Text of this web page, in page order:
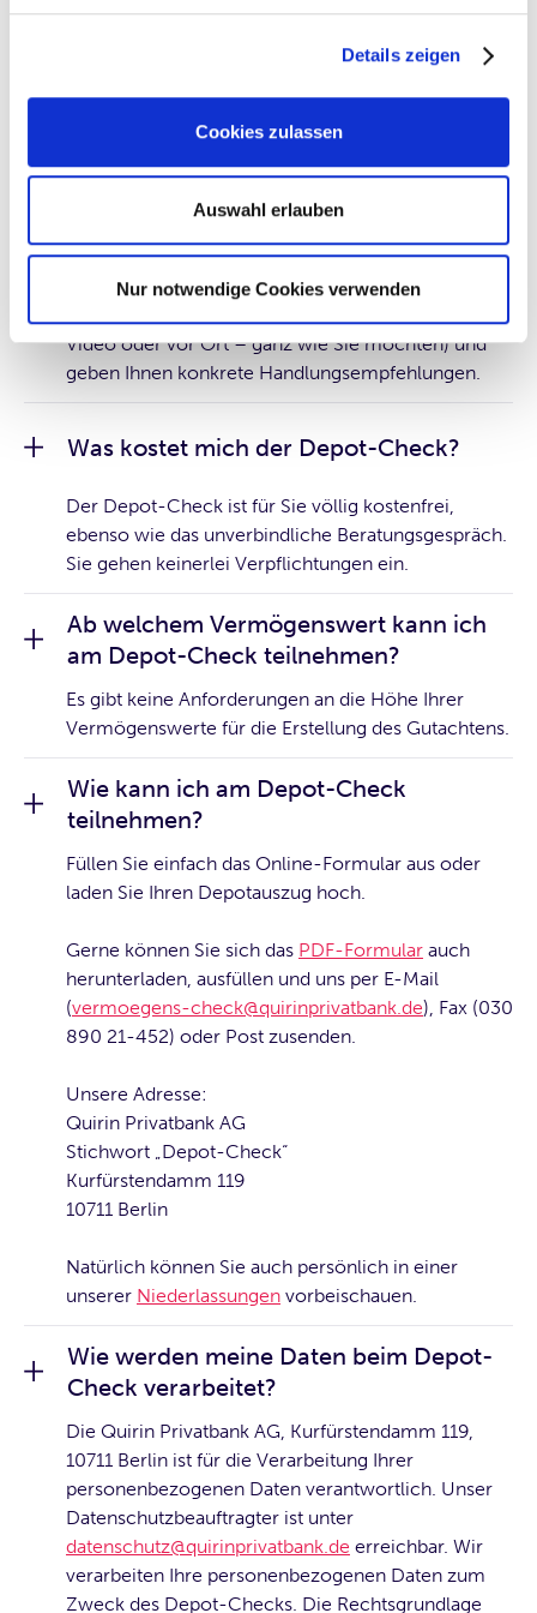
Details zeigen
Cookies zulassen
Auswahl erlauben
Nur notwendige Cookies verwenden
Lupe und bewerten dieses in Form eines
professionellen Gutachtens. Dafür prüfen wir Ihr
Depot – egal ob Aktien, Fonds, Anleihen oder ETFs
wissenschaftlichen Effizienztest. Anschließend
erläutern wir Ihnen die Ergebnisse in einem
Video oder vor Ort – ganz wie Sie möchten) und
geben Ihnen konkrete Handlungsempfehlungen.
Was kostet mich der Depot-Check?
Der Depot-Check ist für Sie völlig kostenfrei,
ebenso wie das unverbindliche Beratungsgespräch.
Sie gehen keinerlei Verpflichtungen ein.
Ab welchem Vermögenswert kann ich
am Depot-Check teilnehmen?
Es gibt keine Anforderungen an die Höhe Ihrer
Vermögenswerte für die Erstellung des Gutachtens.
Wie kann ich am Depot-Check
teilnehmen?
Füllen Sie einfach das Online-Formular aus oder
laden Sie Ihren Depotauszug hoch.
Gerne können Sie sich das PDF-Formular auch
herunterladen, ausfüllen und uns per E-Mail
(vermoegens-check@quirinprivatbank.de), Fax (030
890 21-452) oder Post zusenden.
Unsere Adresse:
Quirin Privatbank AG
Stichwort „Depot-Check“
Kurfürstendamm 119
10711 Berlin
Natürlich können Sie auch persönlich in einer
unserer Niederlassungen vorbeischauen.
Wie werden meine Daten beim Depot-
Check verarbeitet?
Die Quirin Privatbank AG, Kurfürstendamm 119,
10711 Berlin ist für die Verarbeitung Ihrer
personenbezogenen Daten verantwortlich. Unser
Datenschutzbeauftragter ist unter
datenschutz@quirinprivatbank.de erreichbar. Wir
verarbeiten Ihre personenbezogenen Daten zum
Zweck des Depot-Checks. Die Rechtsgrundlage